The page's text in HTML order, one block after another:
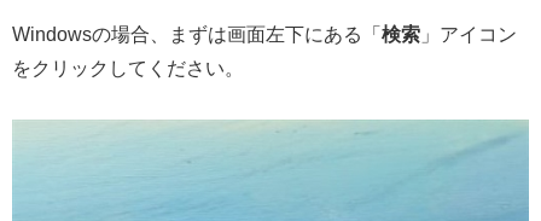
Windowsの場合、まずは画面左下にある「 検索 」アイコン
をクリックしてください。